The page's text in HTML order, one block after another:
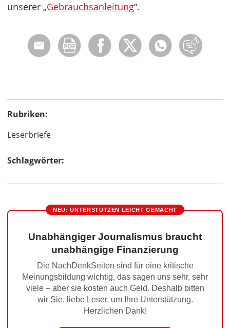
unserer „Gebrauchsanleitung“.
Rubriken:
Leserbriefe
Schlagwörter:
NEU: UNTERSTÜTZEN LEICHT GEMACHT
Unabhängiger Journalismus braucht
unabhängige Finanzierung
Die NachDenkSeiten sind für eine kritische
Meinungsbildung wichtig, das sagen uns sehr, sehr
viele – aber sie kosten auch Geld. Deshalb bitten
wir Sie, liebe Leser, um Ihre Unterstützung.
Herzlichen Dank!